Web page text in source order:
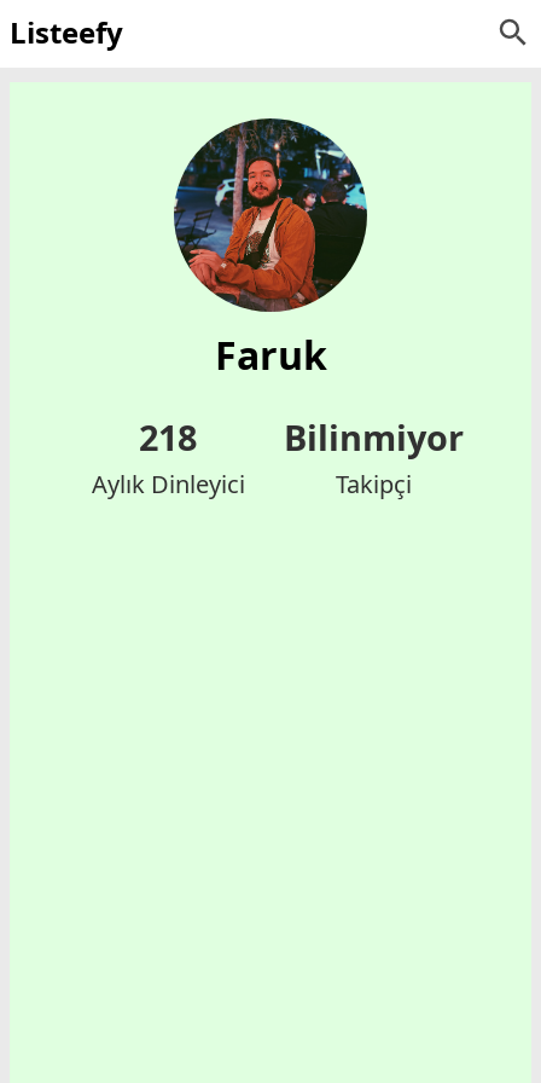
Listeefy
Faruk
218
Aylık Dinleyici
Bilinmiyor
Takipçi